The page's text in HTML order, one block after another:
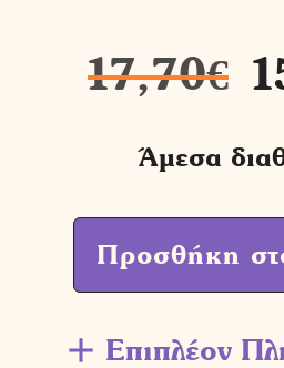
17,70€
Άμεσα
Προσθήκη
Επιπλέον